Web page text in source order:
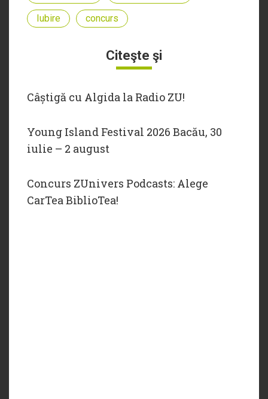
Iubire concurs
Citeşte şi
Câștigă cu Algida la Radio ZU!
Young Island Festival 2026 Bacău, 30
iulie – 2 august
Concurs ZUnivers Podcasts: Alege
CarTea BiblioTea!